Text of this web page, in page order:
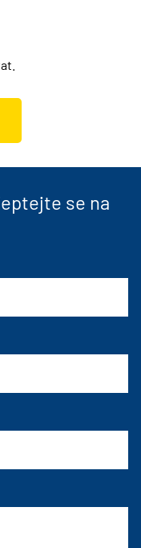
se na